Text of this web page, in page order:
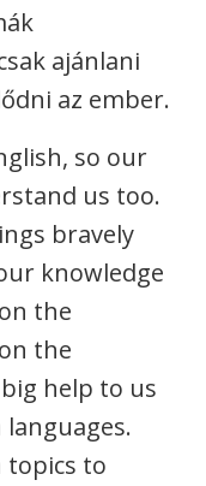
ajánlani
az ember.
so our
us too.
bravely
knowledge
the
the
big help to us
topics to